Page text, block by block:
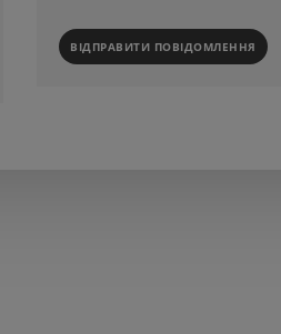
ВІДПРАВИТИ ПОВІДОМЛЕННЯ